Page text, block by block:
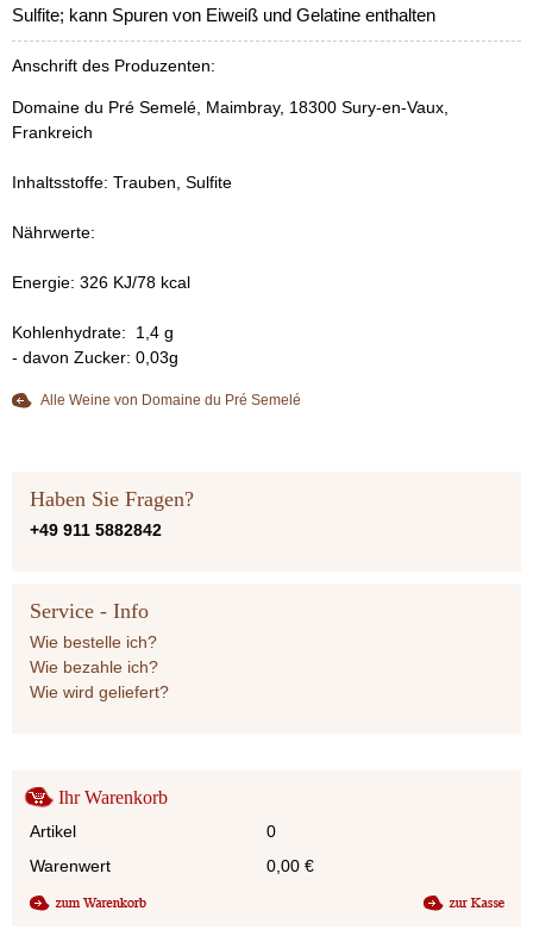
Sulfite; kann Spuren von Eiweiß und Gelatine enthalten
Anschrift des Produzenten:
Domaine du Pré Semelé, Maimbray, 18300 Sury-en-Vaux,
Frankreich
Inhaltsstoffe: Trauben, Sulfite
Nährwerte:
Energie: 326 KJ/78 kcal
Kohlenhydrate: 1,4 g
- davon Zucker: 0,03g
Alle Weine von Domaine du Pré Semelé
Haben Sie Fragen?
+49 911 5882842
Service - Info
Wie bestelle ich?
Wie bezahle ich?
Wie wird geliefert?
Ihr Warenkorb
Artikel
0
Warenwert
0,00 €